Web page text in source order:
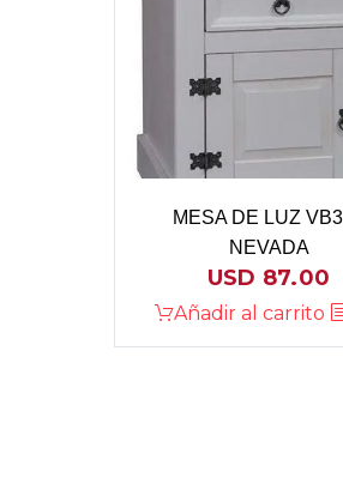
MESA DE LUZ
NEVADA
USD 87.00
Añadir al carrito